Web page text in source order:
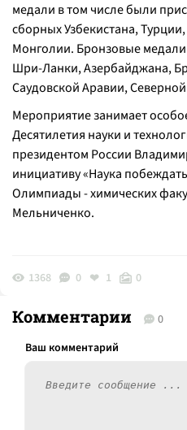
медали в том числе были
сборных Узбекистана,
Монголии. Бронзовые
Шри-Ланки, Азербайджана,
Саудовской Аравии,
Мероприятие занимает
Десятилетия науки и
президентом России
инициативу «Наука
Олимпиады - химических
Мельниченко.
1368 0 1 0
Комментарии 0